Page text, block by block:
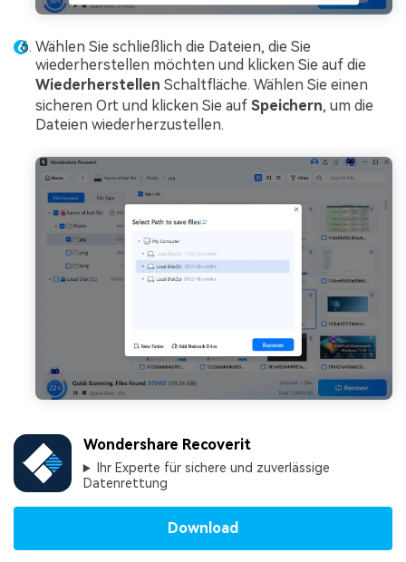
Wählen Sie schließlich die Dateien, die Sie
wiederherstellen möchten und klicken Sie auf die
Wiederherstellen Schaltfläche. Wählen Sie einen
sicheren Ort und klicken Sie auf Speichern, um die
Dateien wiederherzustellen.
Wondershare Recoverit
Ihr Experte für sichere und zuverlässige
Datenrettung
Download